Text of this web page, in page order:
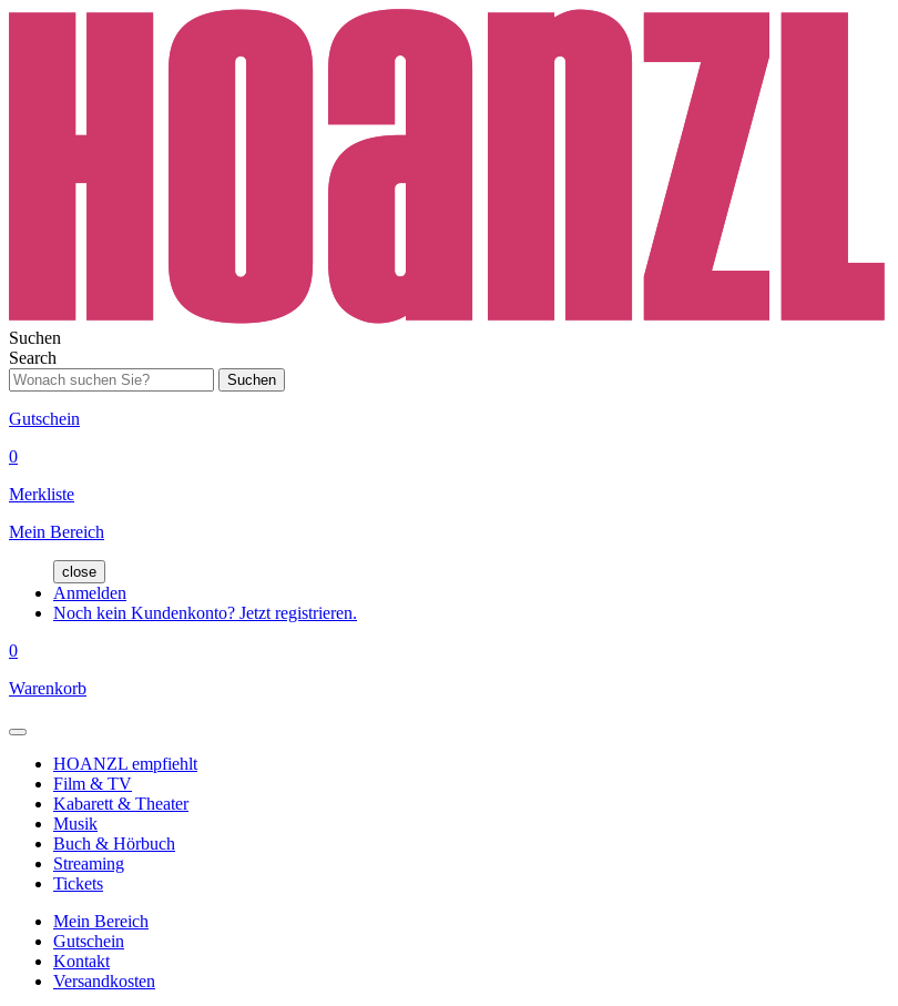
Suchen
Search
Suchen
Gutschein
0
Merkliste
Mein Bereich
close
Anmelden
Noch kein Kundenkonto? Jetzt registrieren.
0
Warenkorb
HOANZL empfiehlt
Film & TV
Kabarett & Theater
Musik
Buch & Hörbuch
Streaming
Tickets
Mein Bereich
Gutschein
Kontakt
Versandkosten